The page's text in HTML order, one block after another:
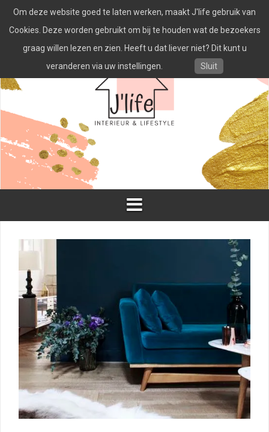
naar
inhoud
Om deze website goed te laten werken, maakt J'life gebruik van
Cookies. Deze worden gebruikt om bij te houden wat de bezoekers
graag willen lezen en zien. Heeft u dat liever niet? Dit kunt u
veranderen via uw instellingen.
Sluit